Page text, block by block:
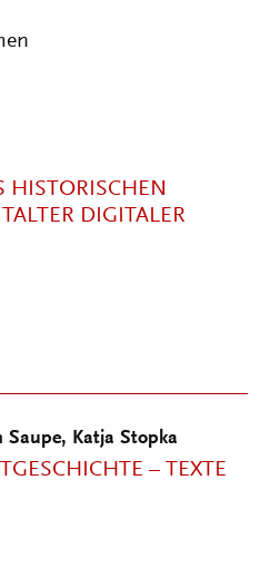
HISTORISCHEN
DIGITALER
Saupe, Katja Stopka
– TEXTE